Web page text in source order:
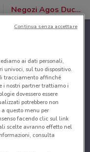
Negozi Agos Ducato
ai dati personali,
univoci, sul tuo dispositivo.
tracciamento affinché
i nostri partner trattiamo i
dovessero essere
potrebbero non
questo menu per
facendo clic sul link
scelte avranno effetto nel
consulta
Continua senza accettare